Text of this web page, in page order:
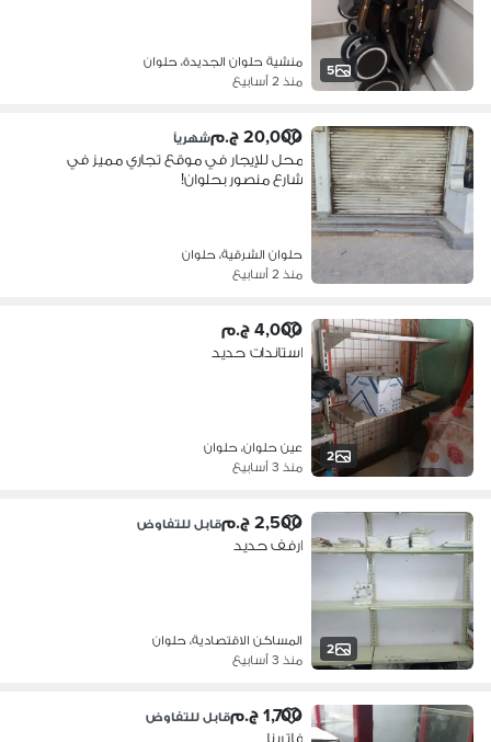
5
منشية حلوان الجديدة، حلوان
منذ 2 أسابيع
20,000 ج.م شهرياً
محل للإيجار في موقع تجاري مميز في
شارع منصور بحلوان!
حلوان الشرقية، حلوان
منذ 2 أسابيع
2
4,000 ج.م
استاندات حديد
عين حلوان، حلوان
منذ 3 أسابيع
2
2,500 ج.م قابل للتفاوض
ارفف حديد
المساكن الاقتصادية، حلوان
منذ 3 أسابيع
1,700 ج.م قابل للتفاوض
فاترينا